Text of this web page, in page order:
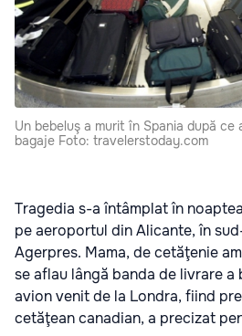
Un bebeluş a murit în Spania după
bagaje Foto: travelerstoday.com
Tragedia s-a întâmplat în
pe aeroportul din Alicante, în
Agerpres. Mama, de cetăţenie
se aflau lângă banda de livrare
avion venit de la Londra, fiind
cetăţean canadian, a precizat